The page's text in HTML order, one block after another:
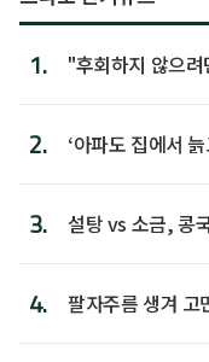
1.
"후회하지 않으
2.
‘아파도 집에서
3. 설탕 vs 소금, 콩
4. 팔자주름 생겨 고